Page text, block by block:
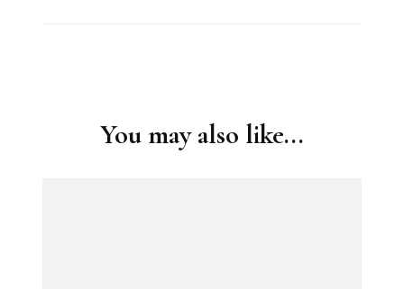
You may also like...